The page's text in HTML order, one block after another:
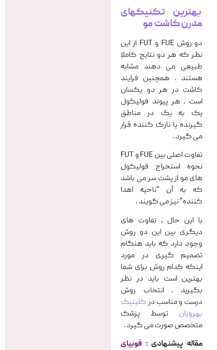
بهترین تکنیکهای
مدرن کاشت مو
دو روش FUE و FUT از این
نظر که هر دو نتایج کاملا
طبیعی می دهند مشابه
هستند . همچنین فرایند
کاشت در هر دو یکسان
است . هر پیوند فولیکول
یک به یک در مناطق
گیرنده یا نازک کننده قرار
می گیرد .
تفاوت اصلی بین FUE و FUT
نحوه استخراج فولیکول
های مو از پشت سر می باشد
که به آن “ناحیه اهدا
کننده” نیز می گویند .
با این حال ، تفاوت های
دیگری بین این دو روش
وجود دارد که باید هنگام
تصمیم گیری در مورد
اینکه کدام روش برای شما
بهترین است باید در نظر
بگیرید . انتخاب روش
درست و مناسب درکلینیک
بهرویان توسط پزشک
متخصص صورت می گیرد .
مقاله پیشنهادی : فوبیای